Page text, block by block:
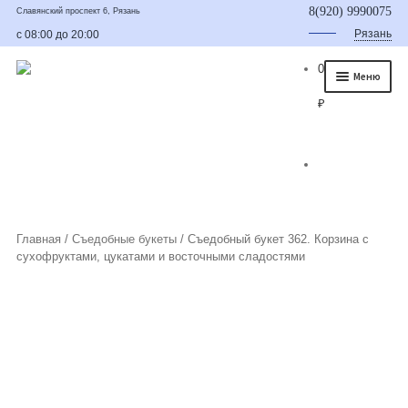
Славянский проспект 6, Рязань
с 08:00 до 20:00
8(920) 9990075
Рязань
Меню
Букет для мужчины
0
₽
Главная /Съедобные букеты /Съедобный букет 362. Корзина с
сухофруктами, цукатами и восточными сладостями